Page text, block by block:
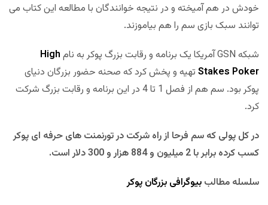
خودش در هم آمیخته و در نتیجه خوانندگان با مطالعه این کتاب می
توانند سبک بازی سم را هم بیاموزند.
شبکه GSN آمریکا یک برنامه و رقابت بزرگ پوکر به نام
High
Stakes Poker تهیه و پخش کرد که صحنه حضور بزرگان دنیای
پوکر بود. سم هم از فصل 1 تا 4 در این برنامه و رقابت بزرگ شرکت
کرد.
در کل پولی که سم فرحا از راه شرکت در تورنمنت های حرفه ای پوکر
کسب کرده برابر با 2 میلیون و 884 هزار و 300 دلار است.
سلسله مطالب بیوگرافی بزرگان پوکر